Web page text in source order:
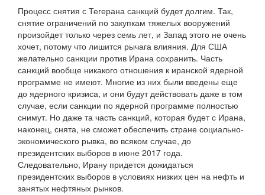
Процесс снятия с Тегерана санкций будет долгим. Так,
снятие ограничений по закупкам тяжелых вооружений
произойдет только через семь лет, и Запад этого не очень
хочет, потому что лишится рычага влияния. Для США
желательно санкции против Ирана сохранить. Часть
санкций вообще никакого отношения к иранской ядерной
программе не имеют. Многие из них были введены еще
до ядерного кризиса, и они будут действовать даже в том
случае, если санкции по ядерной программе полностью
снимут. Но даже та часть санкций, которая будет с Ирана,
наконец, снята, не сможет обеспечить стране социально-
экономического рывка, во всяком случае, до
президентских выборов в июне 2017 года.
Следовательно, Ирану придется дожидаться
президентских выборов в условиях низких цен на нефть и
занятых нефтяных рынков.